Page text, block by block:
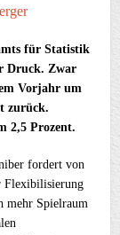
für Statistik
Druck. Zwar
Vorjahr um
zurück.
2,5 Prozent.
fordert von
Flexibilisierung
mehr Spielraum